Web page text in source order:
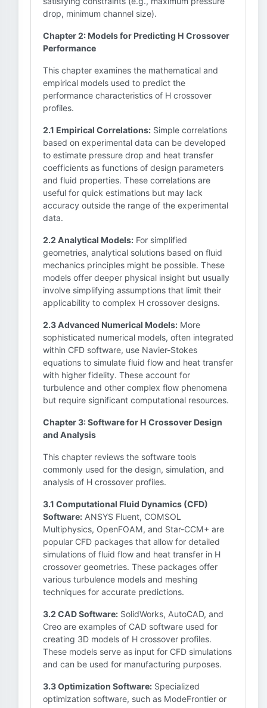
drop, minimum channel size).
Chapter 2: Models for Predicting H Crossover
Performance
This chapter examines the mathematical and
empirical models used to predict the
performance characteristics of H crossover
profiles.
2.1 Empirical Correlations: Simple correlations
based on experimental data can be developed
to estimate pressure drop and heat transfer
coefficients as functions of design parameters
and fluid properties. These correlations are
useful for quick estimations but may lack
accuracy outside the range of the experimental
data.
2.2 Analytical Models: For simplified
geometries, analytical solutions based on fluid
mechanics principles might be possible. These
models offer deeper physical insight but usually
involve simplifying assumptions that limit their
applicability to complex H crossover designs.
2.3 Advanced Numerical Models: More
sophisticated numerical models, often integrated
within CFD software, use Navier-Stokes
equations to simulate fluid flow and heat transfer
with higher fidelity. These account for
turbulence and other complex flow phenomena
but require significant computational resources.
Chapter 3: Software for H Crossover Design
and Analysis
This chapter reviews the software tools
commonly used for the design, simulation, and
analysis of H crossover profiles.
3.1 Computational Fluid Dynamics (CFD)
Software: ANSYS Fluent, COMSOL
Multiphysics, OpenFOAM, and Star-CCM+ are
popular CFD packages that allow for detailed
simulations of fluid flow and heat transfer in H
crossover geometries. These packages offer
various turbulence models and meshing
techniques for accurate predictions.
3.2 CAD Software: SolidWorks, AutoCAD, and
Creo are examples of CAD software used for
creating 3D models of H crossover profiles.
These models serve as input for CFD simulations
and can be used for manufacturing purposes.
3.3 Optimization Software: Specialized
optimization software, such as ModeFrontier or